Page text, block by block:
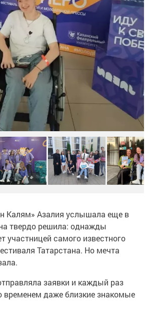
Калям» Азалия услышала еще в
твердо решила: однажды
участницей самого известного
Татарстана. Но мечта
заявки и каждый раз
временем даже близкие знакомые